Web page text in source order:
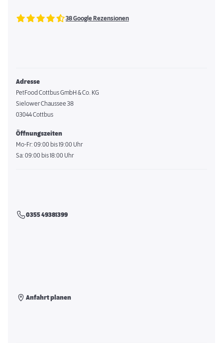
38 Google Rezensionen
Adresse
PetFood Cottbus GmbH & Co. KG
Sielower Chaussee 38
03044 Cottbus
Öffnungszeiten
Mo-Fr: 09:00 bis 19:00 Uhr
Sa: 09:00 bis 18:00 Uhr
0355 49381399
Anfahrt planen